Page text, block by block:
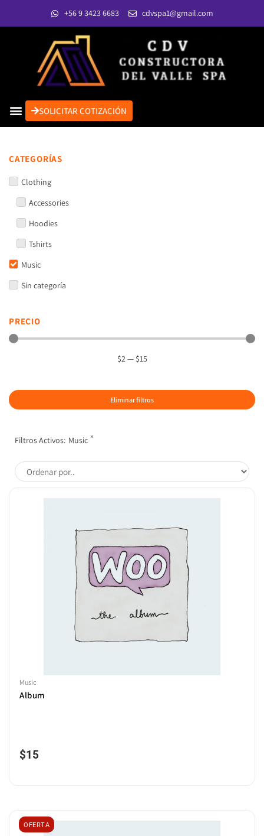
+56 9 3423 6683 cdvspa1@gmail.com
SOLICITAR COTIZACIÓN
CATEGORÍAS
Clothing
Accessories
Hoodies
Tshirts
Music
Sin categoría
PRECIO
$2— $15
Eliminar filtros
Filtros Activos: Music ×
Music
Album
$15
OFERTA